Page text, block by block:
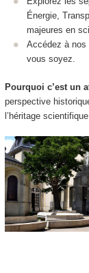
Énergie,
majeures en
Accédez à nos
vous soyez.
Pourquoi c’est un
perspective
l’héritage